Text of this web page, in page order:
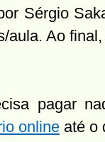
Sérgio
aula. Ao
pagar
online até o